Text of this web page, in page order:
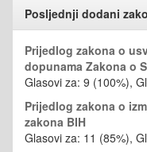
Posljednji dodani
Prijedlog zakona o
dopunama Zakona o
Glasovi za: 9 (100%),
Prijedlog zakona o
zakona BIH
Glasovi za: 11 (85%),